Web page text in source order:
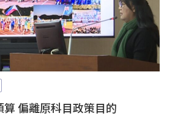
偏離原科目政策目的